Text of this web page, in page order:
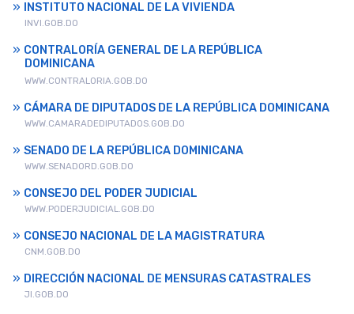
INSTITUTO NACIONAL DE LA VIVIENDA
INVI.GOB.DO
CONTRALORÍA GENERAL DE LA REPÚBLICA
DOMINICANA
WWW.CONTRALORIA.GOB.DO
CÁMARA DE DIPUTADOS DE LA REPÚBLICA DOMINICANA
WWW.CAMARADEDIPUTADOS.GOB.DO
SENADO DE LA REPÚBLICA DOMINICANA
WWW.SENADORD.GOB.DO
CONSEJO DEL PODER JUDICIAL
WWW.PODERJUDICIAL.GOB.DO
CONSEJO NACIONAL DE LA MAGISTRATURA
CNM.GOB.DO
DIRECCIÓN NACIONAL DE MENSURAS CATASTRALES
JI.GOB.DO